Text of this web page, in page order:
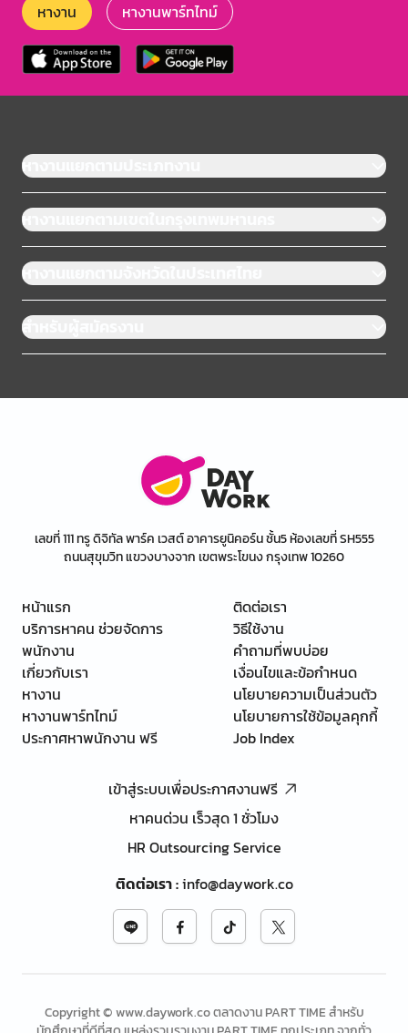
หางาน หางานพาร์ทไทม์
หางานแยกตามประเภทงาน
หางานแยกตามเขตในกรุงเทพมหานคร
หางานแยกตามจังหวัดในประเทศไทย
สำหรับผู้สมัครงาน
เลขที่ 111 ทรู ดิจิทัล พาร์ค เวสต์ อาคารยูนิคอร์น ชั้น5 ห้องเลขที่ SH555
ถนนสุขุมวิท แขวงบางจาก เขตพระโขนง กรุงเทพ 10260
หน้าแรก
บริการหาคน ช่วยจัดการ
พนักงาน
เกี่ยวกับเรา
หางาน
หางานพาร์ทไทม์
ประกาศหาพนักงาน ฟรี
ติดต่อเรา
วิธีใช้งาน
คำถามที่พบบ่อย
เงื่อนไขและข้อกำหนด
นโยบายความเป็นส่วนตัว
นโยบายการใช้ข้อมูลคุกกี้
Job Index
เข้าสู่ระบบเพื่อประกาศงานฟรี
หาคนด่วน เร็วสุด 1 ชั่วโมง
HR Outsourcing Service
ติดต่อเรา:info@daywork.co
Copyright © www.daywork.co ตลาดงาน PART TIME สำหรับ